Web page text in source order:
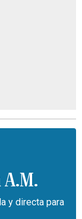
y directa para